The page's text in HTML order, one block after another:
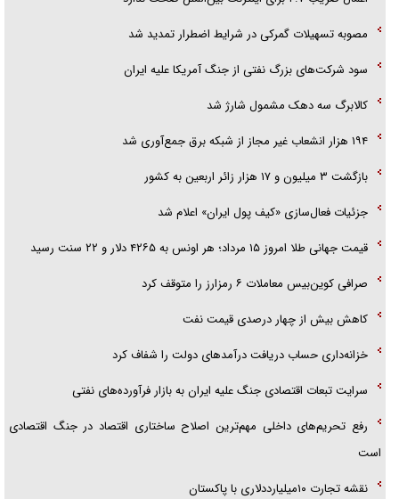
تحلیل ابعاد پیام رهبر انقلاب به حزب‌الله/ مقاومت نقشه راه آینده غرب آسیا
مصوبه تسهیلات گمرکی در شرایط اضطرار تمدید شد
سود شرکت‌های بزرگ نفتی از جنگ آمریکا علیه ایران
کالابرگ سه دهک مشمول شارژ شد
۱۹۴ هزار انشعاب غیر مجاز از شبکه برق جمع‌آوری شد
بازگشت ۳ میلیون و ۱۷ هزار زائر اربعین به کشور
جزئیات فعال‌سازی «کیف پول ایران» اعلام شد
قیمت جهانی طلا امروز ۱۵ مرداد؛ هر اونس به ۴۲۶۵ دلار و ۲۲ سنت رسید
صرافی کوین‌بیس معاملات ۶ رمزارز را متوقف کرد
کاهش بیش از چهار درصدی قیمت نفت
خزانه‌داری حساب دریافت درآمد‌های دولت را شفاف کرد
سرایت تبعات اقتصادی جنگ علیه ایران به بازار فرآورده‌های نفتی
رفع تحریم‌های داخلی مهم‌ترین اصلاح ساختاری اقتصاد در جنگ اقتصادی
است
نقشه تجارت ۱۰میلیارددلاری با پاکستان